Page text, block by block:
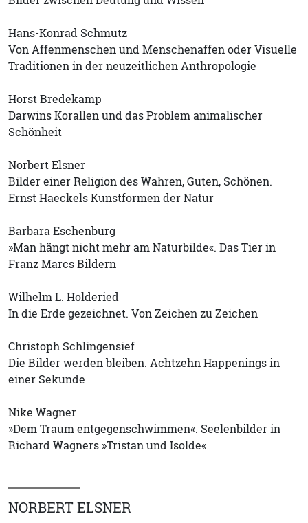
Hans-Konrad Schmutz
Von Affenmenschen und Menschenaffen oder Visuelle
Traditionen in der neuzeitlichen Anthropologie
Horst Bredekamp
Darwins Korallen und das Problem animalischer
Schönheit
Norbert Elsner
Bilder einer Religion des Wahren, Guten, Schönen.
Ernst Haeckels Kunstformen der Natur
Barbara Eschenburg
»Man hängt nicht mehr am Naturbilde«. Das Tier in
Franz Marcs Bildern
Wilhelm L. Holderied
In die Erde gezeichnet. Von Zeichen zu Zeichen
Christoph Schlingensief
Die Bilder werden bleiben. Achtzehn Happenings in
einer Sekunde
Nike Wagner
»Dem Traum entgegenschwimmen«. Seelenbilder in
Richard Wagners »Tristan und Isolde«
NORBERT ELSNER